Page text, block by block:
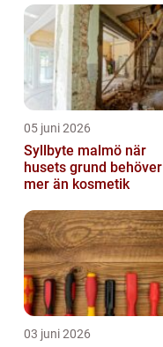
05 juni 2026
Syllbyte malmö när
husets grund behöver
mer än kosmetik
03 juni 2026